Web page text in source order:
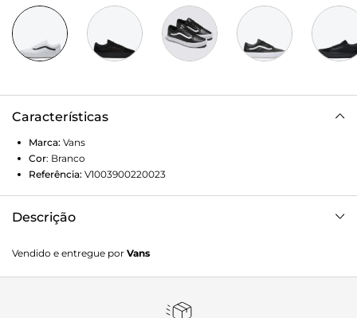
Características
Marca: Vans
Cor: Branco
Referência: V1003900220023
Descrição
silhueta clássica do Old Skool introduzindo a tecnologia
ComfyCush: uma nova sola mais macia e acolchoada que
faz com que pareça que estamos andando nas nuvens.
Vendido e entregue por Vans